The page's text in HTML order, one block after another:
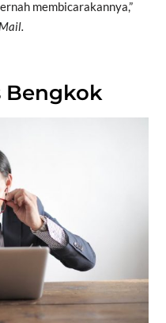
membicarakannya,”
Bengkok